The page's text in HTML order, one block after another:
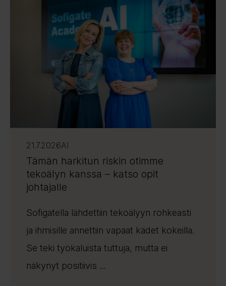
21.7.2026AI
Tämän harkitun riskin otimme
tekoälyn kanssa – katso opit
johtajalle
Sofigatella lähdettiin tekoälyyn rohkeasti
ja ihmisille annettiin vapaat kädet kokeilla.
Se teki työkaluista tuttuja, mutta ei
näkynyt positiivis ...